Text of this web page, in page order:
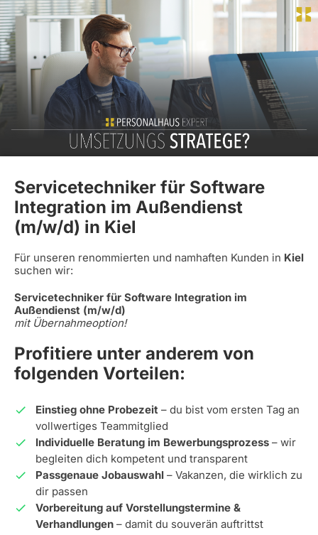
Servicetechniker für Software
Integration im Außendienst
(m/w/d) in Kiel
Für unseren renommierten und namhaften Kunden in Kiel
suchen wir:
Servicetechniker für Software Integration im
Außendienst (m/w/d)
mit Übernahmeoption!
Profitiere unter anderem von
folgenden Vorteilen:
Einstieg ohne Probezeit – du bist vom ersten Tag an
vollwertiges Teammitglied
Individuelle Beratung im Bewerbungsprozess – wir
begleiten dich kompetent und transparent
Passgenaue Jobauswahl – Vakanzen, die wirklich zu
dir passen
Vorbereitung auf Vorstellungstermine &
Verhandlungen – damit du souverän auftrittst